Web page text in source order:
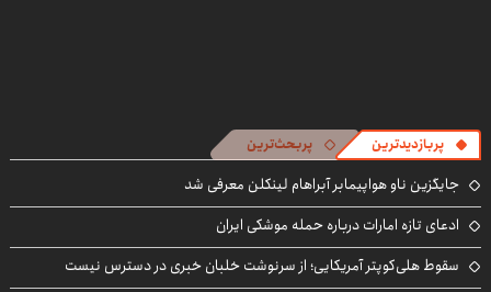
پربازدیدترین پربحث‌ترین
جایگزین ناو هواپیمابر آبراهام لینکلن معرفی شد
ادعای تازه امارات درباره حمله موشکی ایران
سقوط هلی‌کوپتر آمریکایی؛ از سرنوشت خلبان خبری در دسترس نیست